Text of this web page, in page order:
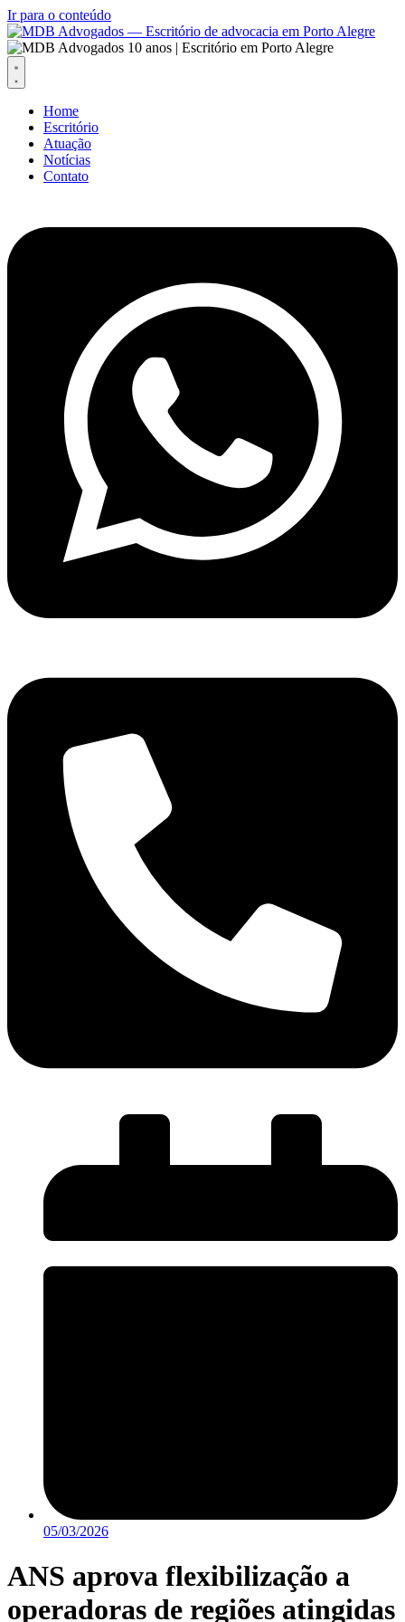
Ir para o conteúdo
Home
Escritório
Atuação
Notícias
Contato
05/03/2026
ANS aprova flexibilização a
operadoras de regiões atingidas